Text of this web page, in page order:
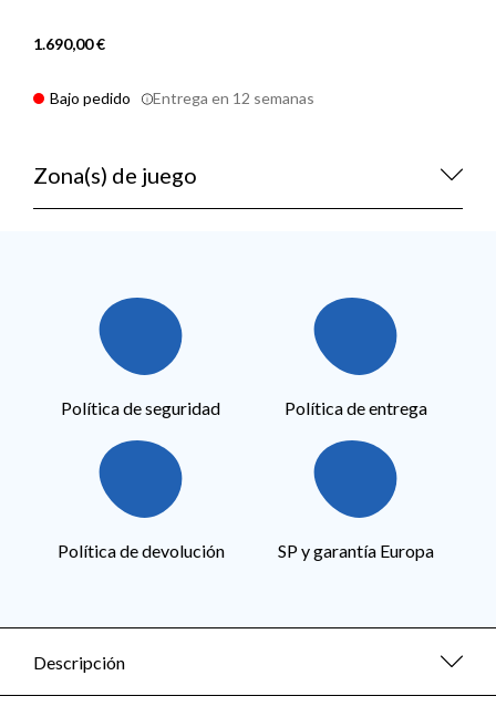
1.690,00 €
Bajo pedido Entrega en 12 semanas
Zona(s) de juego
Política de seguridad Política de entrega
Política de devolución SP y garantía Europa
Descripción